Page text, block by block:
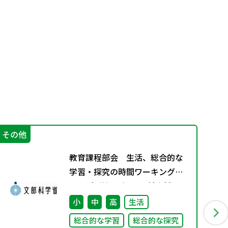
その他
教育課程部会 生活、総合的な
学習・探究の時間ワーキンググ
ループ（第8回） 配付資料
小 中 高
生活
総合的な学習
総合的な探究